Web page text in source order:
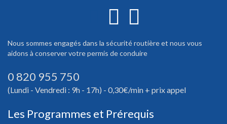
Nous sommes engagés dans la sécurité routière et nous vous
aidons à conserver votre permis de conduire
0 820 955 750
(Lundi - Vendredi : 9h - 17h) - 0,30€/min + prix appel
Les Programmes et Prérequis